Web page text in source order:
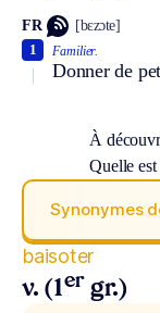
FR [bɛzɔte]
Familier.
Donner de
1
À
Quelle
Synonymes
baisoter
v. (1er gr.)